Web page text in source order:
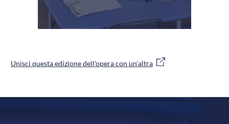
Unisci questa edizione dell'opera con un'altra